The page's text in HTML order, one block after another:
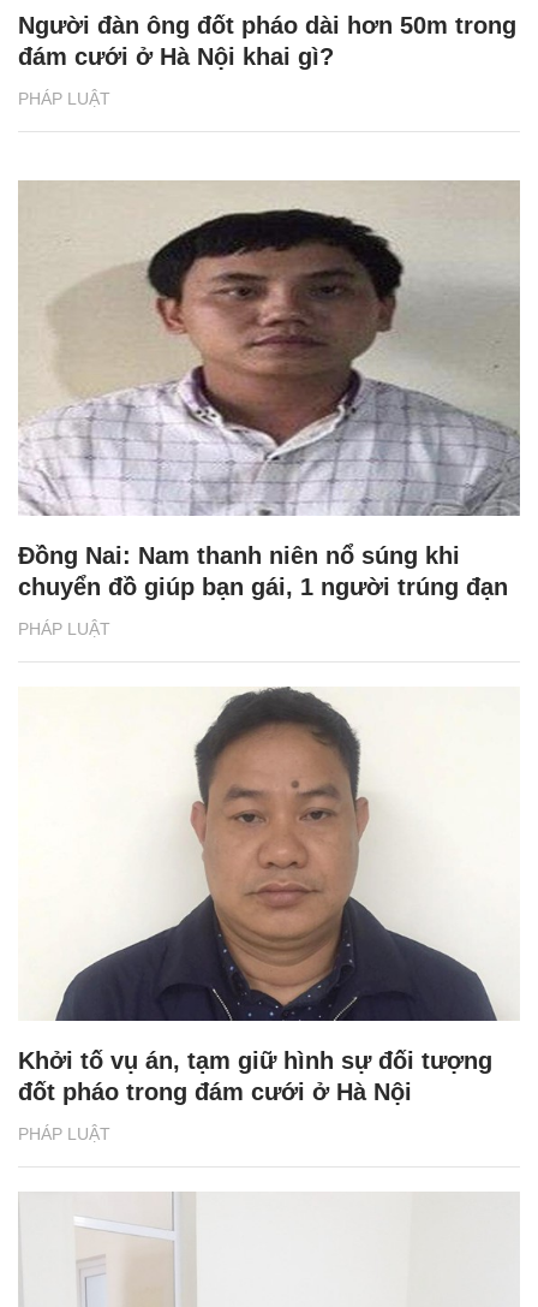
PHÁP LUẬT
Người đàn ông đốt pháo dài hơn 50m trong
đám cưới ở Hà Nội khai gì?
PHÁP LUẬT
Đồng Nai: Nam thanh niên nổ súng khi
chuyển đồ giúp bạn gái, 1 người trúng đạn
PHÁP LUẬT
Khởi tố vụ án, tạm giữ hình sự đối tượng
đốt pháo trong đám cưới ở Hà Nội